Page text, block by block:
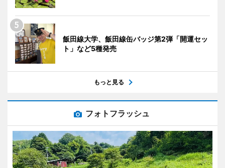
飯田線大学、飯田線缶バッジ第2弾「開運セッ
ト」など5種発売
もっと見る
フォトフラッシュ